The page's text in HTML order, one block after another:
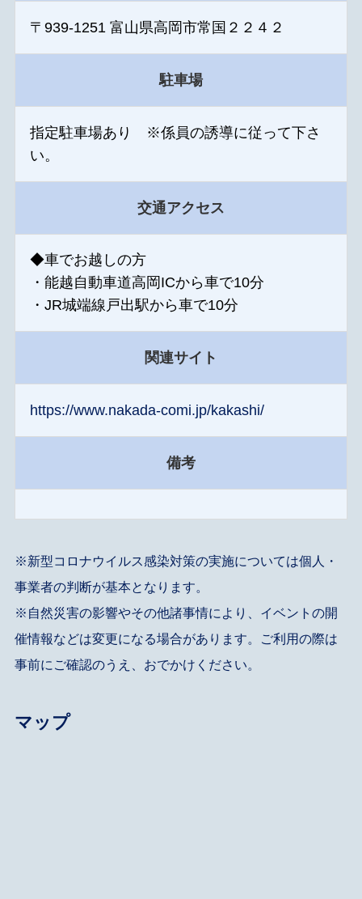
〒939-1251 富山県高岡市常国２２４２
駐車場
指定駐車場あり ※係員の誘導に従って下さ
い。
交通アクセス
◆車でお越しの方
・能越自動車道高岡ICから車で10分
・JR城端線戸出駅から車で10分
関連サイト
https://www.nakada-comi.jp/kakashi/
備考
※新型コロナウイルス感染対策の実施については個人・
事業者の判断が基本となります。
※自然災害の影響やその他諸事情により、イベントの開
催情報などは変更になる場合があります。ご利用の際は
事前にご確認のうえ、おでかけください。
マップ